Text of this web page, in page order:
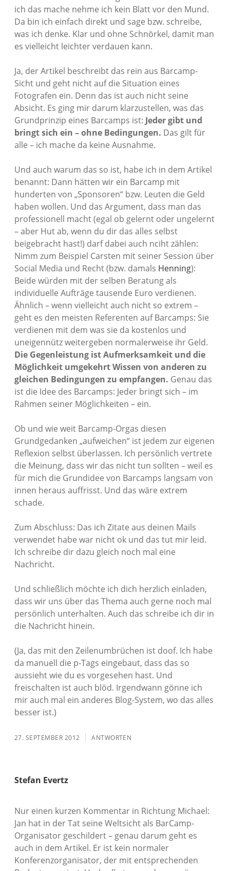
ich das mache nehme ich kein Blatt vor den Mund.
Da bin ich einfach direkt und sage bzw. schreibe,
was ich denke. Klar und ohne Schnörkel, damit man
es vielleicht leichter verdauen kann.
Ja, der Artikel beschreibt das rein aus Barcamp-
Sicht und geht nicht auf die Situation eines
Fotografen ein. Denn das ist auch nicht seine
Absicht. Es ging mir darum klarzustellen, was das
Grundprinzip eines Barcamps ist: Jeder gibt und
bringt sich ein – ohne Bedingungen. Das gilt für
alle – ich mache da keine Ausnahme.
Und auch warum das so ist, habe ich in dem Artikel
benannt: Dann hätten wir ein Barcamp mit
hunderten von „Sponsoren“ bzw. Leuten die Geld
haben wollen. Und das Argument, dass man das
professionell macht (egal ob gelernt oder ungelernt
– aber Hut ab, wenn du dir das alles selbst
beigebracht hast!) darf dabei auch nciht zählen:
Nimm zum Beispiel Carsten mit seiner Session über
Social Media und Recht (bzw. damals Henning):
Beide würden mit der selben Beratung als
individuelle Aufträge tausende Euro verdienen.
Ähnlich – wenn vielleicht auch nicht so extrem –
geht es den meisten Referenten auf Barcamps: Sie
verdienen mit dem was sie da kostenlos und
uneigennütz weitergeben normalerweise ihr Geld.
Die Gegenleistung ist Aufmerksamkeit und die
Möglichkeit umgekehrt Wissen von anderen zu
gleichen Bedingungen zu empfangen. Genau das
ist die Idee des Barcamps: Jeder bringt sich – im
Rahmen seiner Möglichkeiten – ein.
Ob und wie weit Barcamp-Orgas diesen
Grundgedanken „aufweichen“ ist jedem zur eigenen
Reflexion selbst überlassen. Ich persönlich vertrete
die Meinung, dass wir das nicht tun sollten – weil es
für mich die Grundidee von Barcamps langsam von
innen heraus auffrisst. Und das wäre extrem
schade.
Zum Abschluss: Das ich Zitate aus deinen Mails
verwendet habe war nicht ok und das tut mir leid.
Ich schreibe dir dazu gleich noch mal eine
Nachricht.
Und schließlich möchte ich dich herzlich einladen,
dass wir uns über das Thema auch gerne noch mal
persönlich unterhalten. Auch das schreibe ich dir in
die Nachricht hinein.
(Ja, das mit den Zeilenumbrüchen ist doof. Ich habe
da manuell die p-Tags eingebaut, dass das so
aussieht wie du es vorgesehen hast. Und
freischalten ist auch blöd. Irgendwann gönne ich
mir auch mal ein anderes Blog-System, wo das alles
besser ist.)
27. SEPTEMBER 2012 ANTWORTEN
Stefan Evertz
Nur einen kurzen Kommentar in Richtung Michael:
Jan hat in der Tat seine Weltsicht als BarCamp-
Organisator geschildert – genau darum geht es
auch in dem Artikel. Er ist kein normaler
Konferenzorganisator, der mit entsprechenden